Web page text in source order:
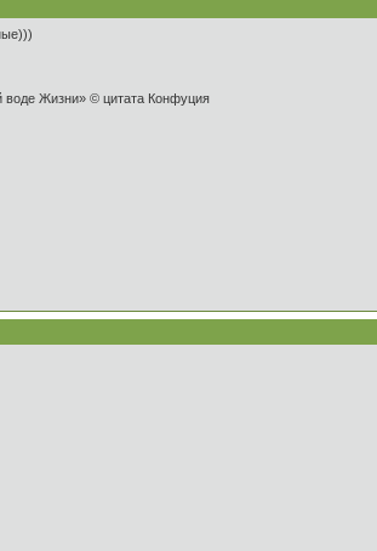
воде Жизни» © цитата Конфуция